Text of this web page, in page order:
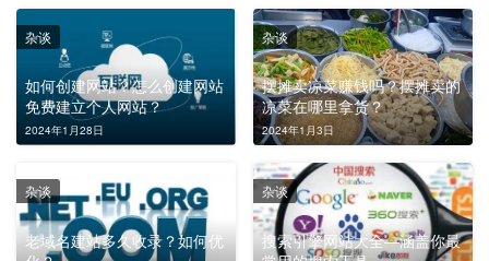
如何创建网站？怎么创建网站
免费建立个人网站？
2024年1月28日
杂谈
摆摊卖凉菜赚钱吗？摆摊卖的
凉菜在哪里拿货？
2024年1月3日
杂谈
老域名建站多久收录？如何优
杂谈
搜索引擎网站大全—涵盖你最
杂谈